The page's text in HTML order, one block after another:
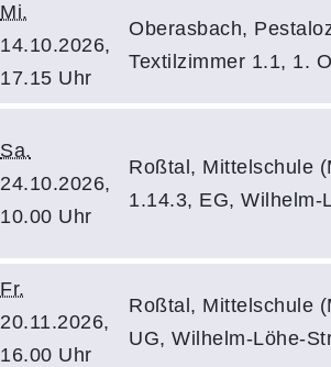
Mi.
14.10.2026,
17.15 Uhr
Oberasbach,
Textilzimmer 1.1, 1.
Sa.
24.10.2026,
10.00 Uhr
Roßtal, Mittelschule
1.14.3, EG, Wilhelm-
Fr.
20.11.2026,
16.00 Uhr
Roßtal, Mittelschule
UG, Wilhelm-Löhe-